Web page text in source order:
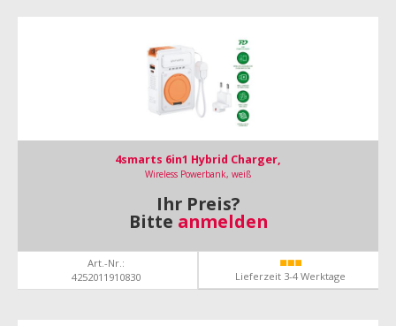
4smarts 6in1 Hybrid Charger,
Wireless Powerbank, weiß
Ihr Preis?
Bitte anmelden
Art.-Nr.:
4252011910830
Lieferzeit 3-4 Werktage